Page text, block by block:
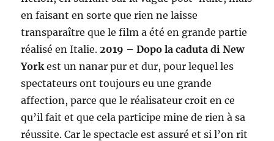
en faisant en sorte que rien ne laisse
transparaître que le film a été en grande partie
réalisé en Italie. 2019 – Dopo la caduta di New
York est un nanar pur et dur, pour lequel les
spectateurs ont toujours eu une grande
affection, parce que le réalisateur croit en ce
qu’il fait et que cela participe mine de rien à sa
réussite. Car le spectacle est assuré et si l’on rit